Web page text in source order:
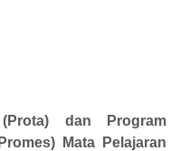
dan Program
Mata Pelajaran